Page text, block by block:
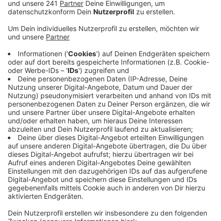
Anzeige
Am Airport werden also Mitarbeitende aus dem
Öffentlichen Dienst und der Luftsicherheit ihre Arbeit
niederlegen. Laut Flughafen sollen aber trotzdem
insgesamt 136 Flüge starten oder laden. Das ginge
allerdings nicht, wenn auch die Werkfeuerwehr streikt.
Die hatte das angekündigt, der Flughafen hat aber
heute Mittag einen Antrag auf einstweilige Verfügung
am Arbeitsgericht Köln gestellt. Damit soll die
Werkfeuerwehr am Streik gehindert werden. Seit 16
Uhr läuft die Verhandlung vor dem Arbeitsgericht.
Sollte das Gericht dem Antrag zustimmen und damit
das Streikrecht der Werkfeuerwehr kippen, könnte das
laut ver.di weiterführende Konsequenzen haben. Die
Gewerkschaft wolle in jedem Fall weiterhin Druck